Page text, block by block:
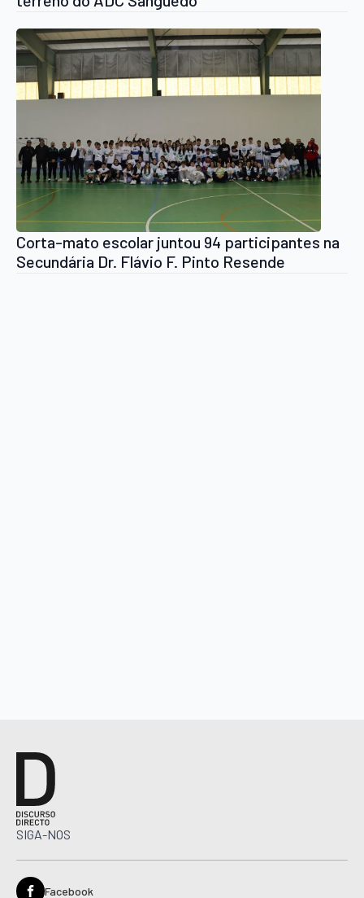
Corta-mato escolar juntou 94 participantes na
Secundária Dr. Flávio F. Pinto Resende
SIGA-NOS
Facebook